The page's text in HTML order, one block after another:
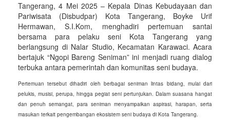
Tangerang, 4 Mei 2025 – Kepala Dinas Kebudayaan dan
Pariwisata (Disbudpar) Kota Tangerang, Boyke Urif
Hermawan, S.I.Kom, menghadiri pertemuan santai
bersama para pelaku seni Kota Tangerang yang
berlangsung di Nalar Studio, Kecamatan Karawaci. Acara
bertajuk “Ngopi Bareng Seniman” ini menjadi ruang dialog
terbuka antara pemerintah dan komunitas seni budaya.
Pertemuan tersebut dihadiri oleh berbagai seniman lintas bidang, mulai dari
pelukis, musisi, perupa, hingga pegiat seni pertunjukan. Dalam suasana hangat
dan penuh semangat, para seniman menyampaikan aspirasi, harapan, serta
masukan terkait pengembangan ekosistem seni budaya di Kota Tangerang.